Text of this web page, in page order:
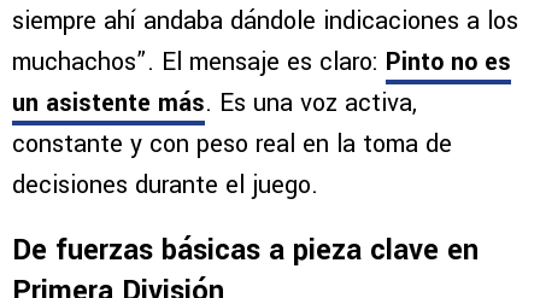
siempre ahí andaba dándole indicaciones a los
muchachos”. El mensaje es claro: Pinto no es
un asistente más. Es una voz activa,
constante y con peso real en la toma de
decisiones durante el juego.
De fuerzas básicas a pieza clave en